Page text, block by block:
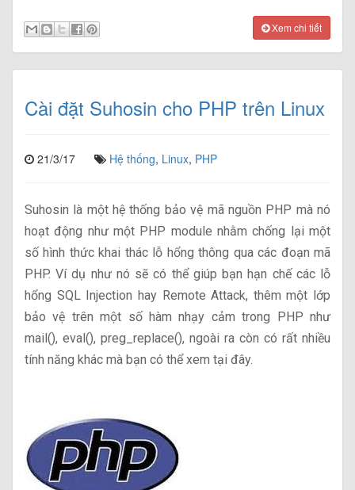
Xem chi tiết
Cài đặt Suhosin cho PHP trên Linux
21/3/17 Hệ thống, Linux, PHP
Suhosin là một hệ thống bảo vệ mã nguồn PHP mà nó
hoạt động như một PHP module nhằm chống lại một
số hình thức khai thác lỗ hổng thông qua các đoạn mã
PHP. Ví dụ như nó sẽ có thể giúp bạn hạn chế các lỗ
hổng SQL Injection hay Remote Attack, thêm một lớp
bảo vệ trên một số hàm nhạy cảm trong PHP như
mail(), eval(), preg_replace(), ngoài ra còn có rất nhiều
tính năng khác mà bạn có thể xem tại đây.